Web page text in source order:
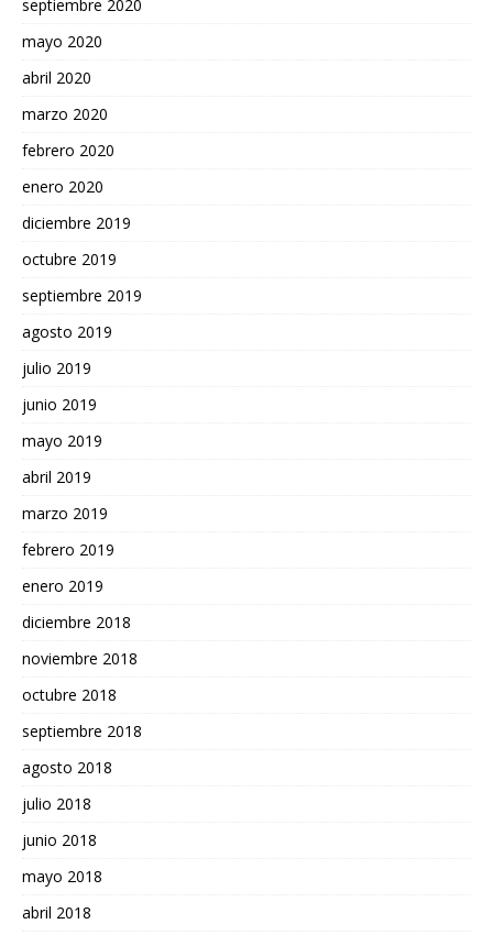
septiembre 2020
mayo 2020
abril 2020
marzo 2020
febrero 2020
enero 2020
diciembre 2019
octubre 2019
septiembre 2019
agosto 2019
julio 2019
junio 2019
mayo 2019
abril 2019
marzo 2019
febrero 2019
enero 2019
diciembre 2018
noviembre 2018
octubre 2018
septiembre 2018
agosto 2018
julio 2018
junio 2018
mayo 2018
abril 2018